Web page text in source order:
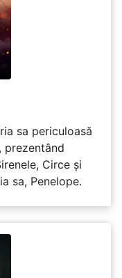
sa periculoasă
prezentând
Circe și
sa, Penelope.